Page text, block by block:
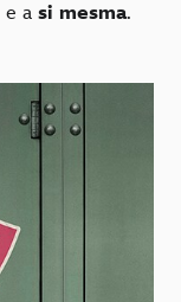
e a si mesma.